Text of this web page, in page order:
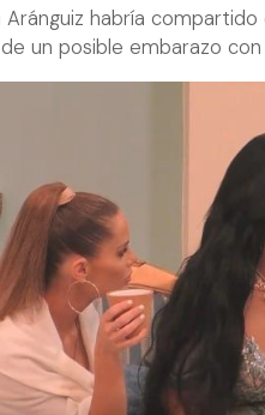
Aránguiz habría
un posible embarazo con